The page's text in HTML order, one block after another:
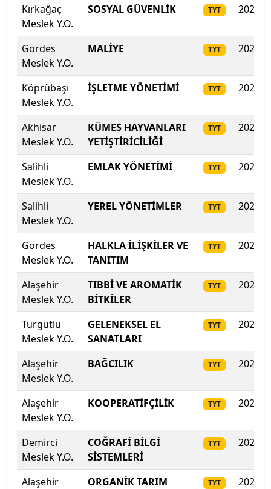
Kırkağaç
Meslek Y.O.
SOSYAL GÜVENLİK TYT 2025
Gördes
Meslek Y.O.
MALİYE TYT 2025
Köprübaşı
Meslek Y.O.
İŞLETME YÖNETİMİ TYT 2025
Akhisar
Meslek Y.O.
KÜMES HAYVANLARI
YETİŞTİRİCİLİĞİ
TYT 2025
Salihli
Meslek Y.O.
EMLAK YÖNETİMİ TYT 2025
Salihli
Meslek Y.O.
YEREL YÖNETİMLER TYT 2025
Gördes
Meslek Y.O.
HALKLA İLİŞKİLER VE
TANITIM
TYT 2025
Alaşehir
Meslek Y.O.
TIBBİ VE AROMATİK
BİTKİLER
TYT 2025
Turgutlu
Meslek Y.O.
GELENEKSEL EL
SANATLARI
TYT 2025
Alaşehir
Meslek Y.O.
BAĞCILIK TYT 2025
Alaşehir
Meslek Y.O.
KOOPERATİFÇİLİK TYT 2025
Demirci
Meslek Y.O.
COĞRAFİ BİLGİ
SİSTEMLERİ
TYT 2025
Alaşehir
ORGANİK TARIM TYT 2025